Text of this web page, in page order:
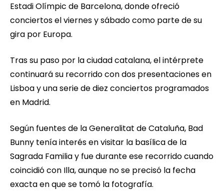
Estadi Olímpic de Barcelona, donde ofreció
conciertos el viernes y sábado como parte de su
gira por Europa.
Tras su paso por la ciudad catalana, el intérprete
continuará su recorrido con dos presentaciones en
Lisboa y una serie de diez conciertos programados
en Madrid.
Según fuentes de la Generalitat de Cataluña, Bad
Bunny tenía interés en visitar la basílica de la
Sagrada Familia y fue durante ese recorrido cuando
coincidió con Illa, aunque no se precisó la fecha
exacta en que se tomó la fotografía.